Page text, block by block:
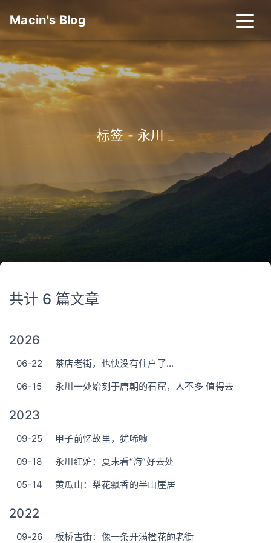
Macin's Blog
标签 - 永川_
共计 6 篇文章
2026
06-22
茶店老街，也快没有住户了...
06-15
永川一处始刻于唐朝的石窟，人不多 值得去
2023
09-25
甲子前忆故里，犹唏嘘
09-18
永川红炉：夏末看“海”好去处
05-14
黄瓜山：梨花飘香的半山崖居
2022
09-26 板桥古街：像一条开满橙花的老街